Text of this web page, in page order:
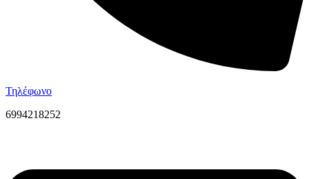
Τηλέφωνο
6994218252